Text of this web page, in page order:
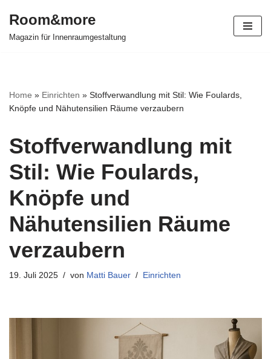
Zum
Room&more
Magazin für Innenraumgestaltung
Home » Einrichten » Stoffverwandlung mit Stil: Wie Foulards,
Knöpfe und Nähutensilien Räume verzaubern
Stoffverwandlung mit
Stil: Wie Foulards,
Knöpfe und
Nähutensilien Räume
verzaubern
19. Juli 2025 von Matti Bauer Einrichten